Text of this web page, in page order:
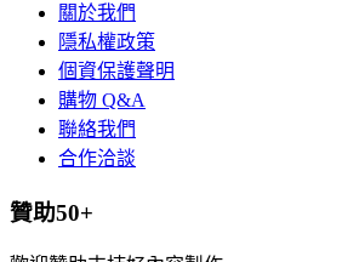
關於我們
隱私權政策
個資保護聲明
購物 Q&A
聯絡我們
合作洽談
贊助50+